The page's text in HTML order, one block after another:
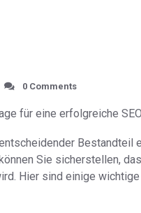
0 Comments
für eine erfolgreiche
Bestandteil
Sie sicherstellen,
Hier sind einige